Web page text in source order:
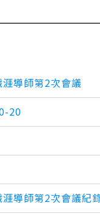
導師第2次會議
20
導師第2次會議紀